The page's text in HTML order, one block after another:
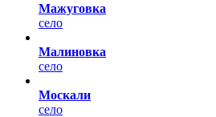
Мажуговка
село
Малиновка
село
Москали
село